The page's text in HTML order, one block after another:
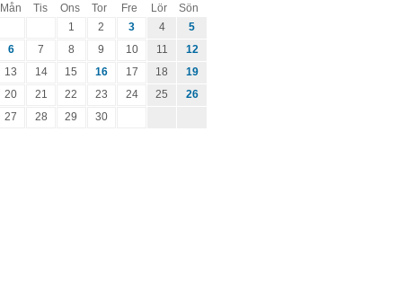
Mån Tis Ons Tor Fre Lör
Sön
1 2 3 4
5
6 7 8 9 10 11
12
13 14 15 16 17 18
19
20 21 22 23 24 25
26
27 28 29 30